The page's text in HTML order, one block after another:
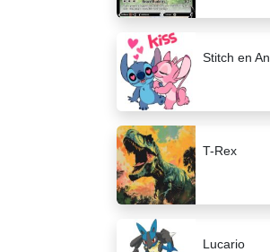
Stitch en
T-Rex
Lucario